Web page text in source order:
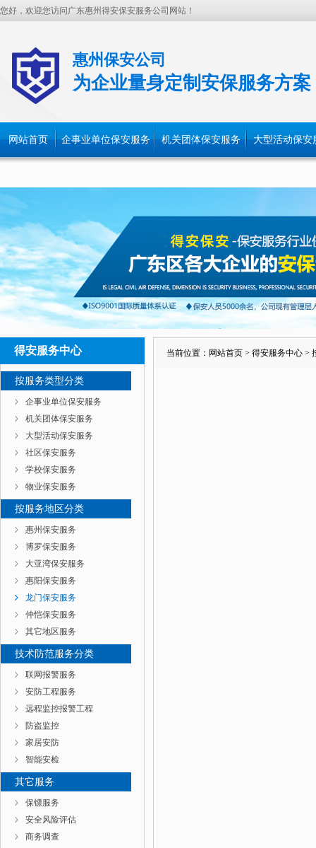
您好，欢迎您访问广东惠州得安保安服务公司网站！
惠州保安公司
为企业量身定制安保服务方案
网站首页 企事业单位保安服务 机关团体保安服务 大型活动保安
得安服务中心
按服务类型分类
企事业单位保安服务
机关团体保安服务
大型活动保安服务
社区保安服务
学校保安服务
物业保安服务
按服务地区分类
惠州保安服务
博罗保安服务
大亚湾保安服务
惠阳保安服务
龙门保安服务
仲恺保安服务
其它地区服务
技术防范服务分类
联网报警服务
安防工程服务
远程监控报警工程
防盗监控
家居安防
智能安检
其它服务
保镖服务
安全风险评估
商务调查
当前位置： 网站首页 > 得安服务中心 >